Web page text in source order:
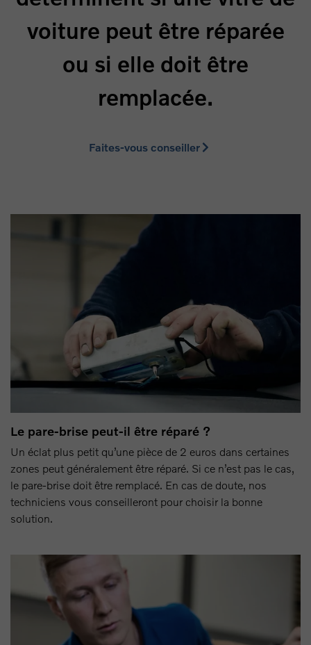
voiture peut être réparée
ou si elle doit être
remplacée.
Faites-vous conseiller
Le pare-brise peut-il être réparé ?
Un éclat plus petit qu’une pièce de 2 euros dans certaines
zones peut généralement être réparé. Si ce n’est pas le cas,
le pare-brise doit être remplacé. En cas de doute, nos
techniciens vous conseilleront pour choisir la bonne
solution.